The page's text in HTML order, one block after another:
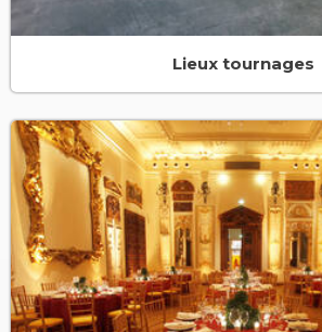
Lieux tournages